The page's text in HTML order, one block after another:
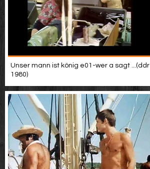
Unser mann ist könig e01-wer a sagt ...(ddr
1980)